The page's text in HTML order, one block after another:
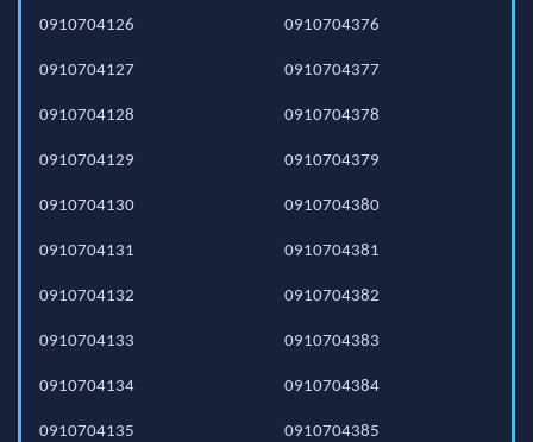
0910704126
0910704127
0910704128
0910704129
0910704130
0910704131
0910704132
0910704133
0910704134
0910704135
0910704376
0910704377
0910704378
0910704379
0910704380
0910704381
0910704382
0910704383
0910704384
0910704385